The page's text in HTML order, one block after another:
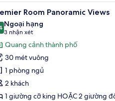
mật tại phòng, bàn Bộ đồ
4 Room Panoramic Views
trên 10
Ngoại hạng
3 nhận xét
(3
nhận
xét)
Quang cảnh thành phố
30 mét vuông
1 phòng ngủ
2 khách
1 giường cỡ king HOẶC 2 giường